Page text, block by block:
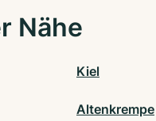
Nähe
Kiel
Altenkrempe